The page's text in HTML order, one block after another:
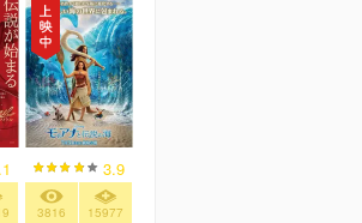
3.9
3816 15977